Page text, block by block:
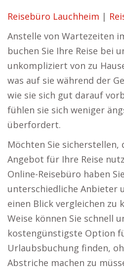
Reisebüro Lauchheim |
Anstelle von Wartezeiten
buchen Sie Ihre Reise bei
unkompliziert von zu
was auf sie während der
wie sie sich gut darauf
fühlen sie sich weniger
überfordert.
Möchten Sie sicherstellen,
Angebot für Ihre Reise
Online-Reisebüro haben
unterschiedliche Anbieter
einen Blick vergleichen zu
Weise können Sie schnell
kostengünstigste Option
Urlaubsbuchung finden,
Abstriche machen zu